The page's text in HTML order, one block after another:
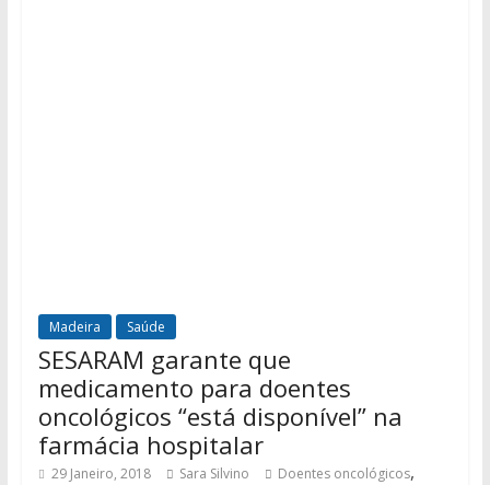
Madeira Saúde
SESARAM garante que
medicamento para doentes
oncológicos “está disponível” na
farmácia hospitalar
29 Janeiro, 2018 Sara Silvino Doentes oncológicos,